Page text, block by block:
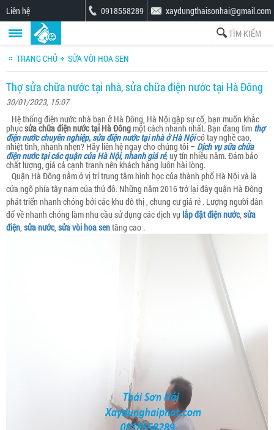
Liên hệ xaydungthaisonhai@gmail.com
0918558289
TRANG CHỦ SỬA VÒI HOA SEN
Thợ sửa chữa nước tại nhà, sửa chữa điện nước tại Hà Đông
30/01/2023, 15:07
Hệ thống điện nước nhà bạn ở Hà Đông, Hà Nội gặp sự cố, bạn muốn khắc
phụcsửa chữa điện nước tại Hà Đôngmột cách nhanh nhất. Bạn đang tìm thợ
điện nước chuyên nghiệp, sửa điện nước tại nhà ở Hà Nộicó tay nghề cao,
nhiệt tình, nhanh nhẹn? Hãy liên hệ ngay cho chúng tôi – Dịch vụ sữa chữa
điện nước tại các quận của Hà Nội, nhanh giá rẻ, uy tín nhiều năm. Đảm bảo
chất lượng, giá cả cạnh tranh nên khách hàng luôn hài lòng.
Quận Hà Đông nằm ở vị trí trung tâm hình học của thành phố Hà Nội và là
cửa ngõ phía tây nam của thủ đô. Những năm 2016 trở lại đây quận Hà Đông
phát triển nhanh chóng bởi các khu đô thị , chung cư giá rẻ . Lượng người dân
đổ về nhanh chóng làm nhu cầu sử dụng các dịch vụ lắp đặt điện nước, sửa
điện, sửa nước, sửa vòi hoa sentăng cao .